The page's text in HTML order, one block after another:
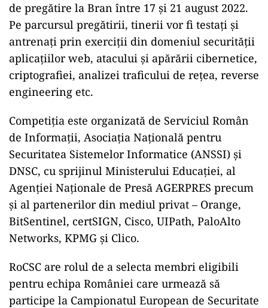
de pregătire la Bran între 17 şi 21 august 2022.
Pe parcursul pregătirii, tinerii vor fi testaţi şi
antrenaţi prin exerciţii din domeniul securităţii
aplicaţiilor web, atacului şi apărării cibernetice,
criptografiei, analizei traficului de reţea, reverse
engineering etc.
Competiţia este organizată de Serviciul Român
de Informaţii, Asociaţia Naţională pentru
Securitatea Sistemelor Informatice (ANSSI) şi
DNSC, cu sprijinul Ministerului Educaţiei, al
Agenţiei Naţionale de Presă AGERPRES precum
şi al partenerilor din mediul privat – Orange,
BitSentinel, certSIGN, Cisco, UIPath, PaloAlto
Networks, KPMG şi Clico.
RoCSC are rolul de a selecta membri eligibili
pentru echipa României care urmează să
participe la Campionatul European de Securitate